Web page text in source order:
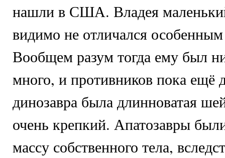
нашли в США. Владея
видимо не отличался
Вообщем разум тогда ему был
много, и противников пока ещё
динозавра была длинноватая
очень крепкий. Апатозавры
массу собственного тела,